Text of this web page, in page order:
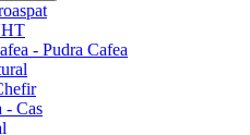
- Pudra Cafea
- Cas